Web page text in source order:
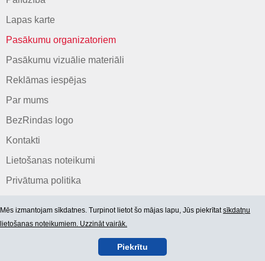
Lapas karte
Pasākumu organizatoriem
Pasākumu vizuālie materiāli
Reklāmas iespējas
Par mums
BezRindas logo
Kontakti
Lietošanas noteikumi
Privātuma politika
Mēs izmantojam sīkdatnes. Turpinot lietot šo mājas lapu, Jūs piekrītatsīkdatņu
lietošanas noteikumiem. Uzzināt vairāk.
Piekrītu